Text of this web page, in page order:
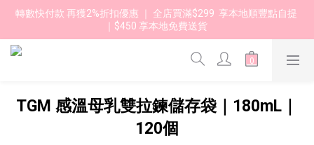
轉數快付款 再獲2%折扣優惠 ｜ 全店買滿$299  享本地順豐點自提
｜$450 享本地免費送貨
TGM 感溫母乳雙拉鍊儲存袋｜180mL｜
120個